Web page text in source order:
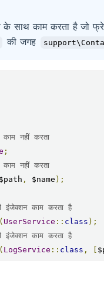
साथ काम करता है जो
की जगह
नहीं करता
;
नहीं करता
$path , $name );
काम करता है
( UserService :: class );
काम करता है
( LogService :: class ,